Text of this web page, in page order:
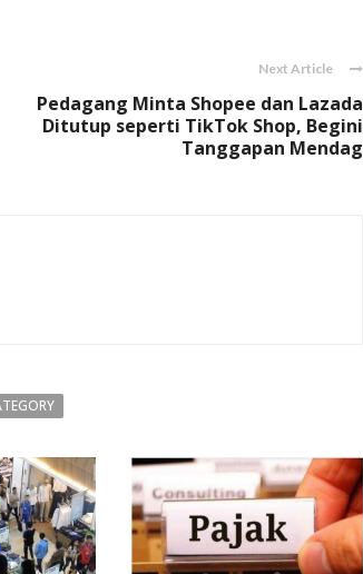
Next Article
Pedagang Minta Shopee dan Lazada
Ditutup seperti TikTok Shop, Begini
Tanggapan Mendag